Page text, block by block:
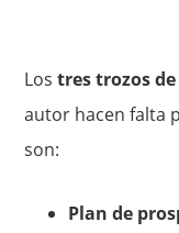
Lostres trozos
autor hacen falta
son:
Plan de